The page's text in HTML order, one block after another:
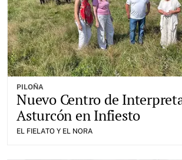
PILOÑA
Nuevo Centro de
Asturcón en Infiesto
EL FIELATO Y EL NORA